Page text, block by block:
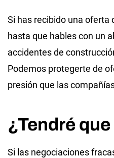
Si has recibido una oferta
hasta que hables con un
accidentes de
Podemos protegerte de
presión que las
¿Tendré
Si las negociaciones